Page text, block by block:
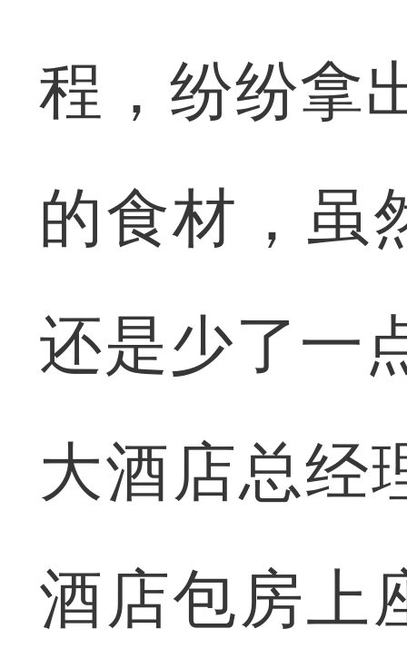
程，纷纷拿
的食材，虽
还是少了一
大酒店总经
酒店包房上